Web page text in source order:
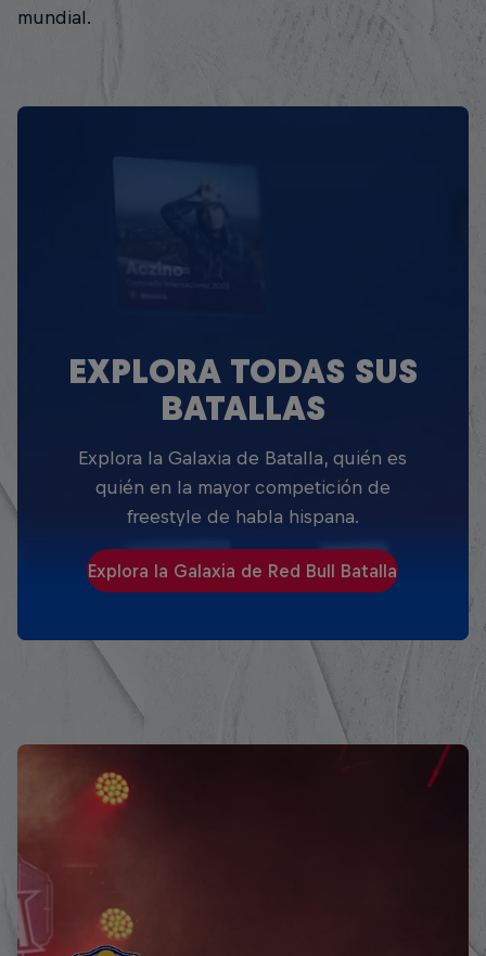
mundial.
EXPLORA TODAS SUS
BATALLAS
Explora la Galaxia de Batalla, quién es
quién en la mayor competición de
freestyle de habla hispana.
Explora la Galaxia de Red Bull Batalla